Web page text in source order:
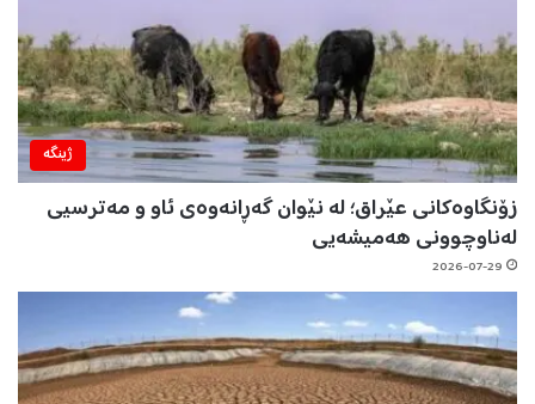
ژینگه‌
زۆنگاوەکانی عێراق؛ لە نێوان گەڕانەوەی ئاو و مەترسیی
لەناوچوونی هەمیشەیی
2026-07-29